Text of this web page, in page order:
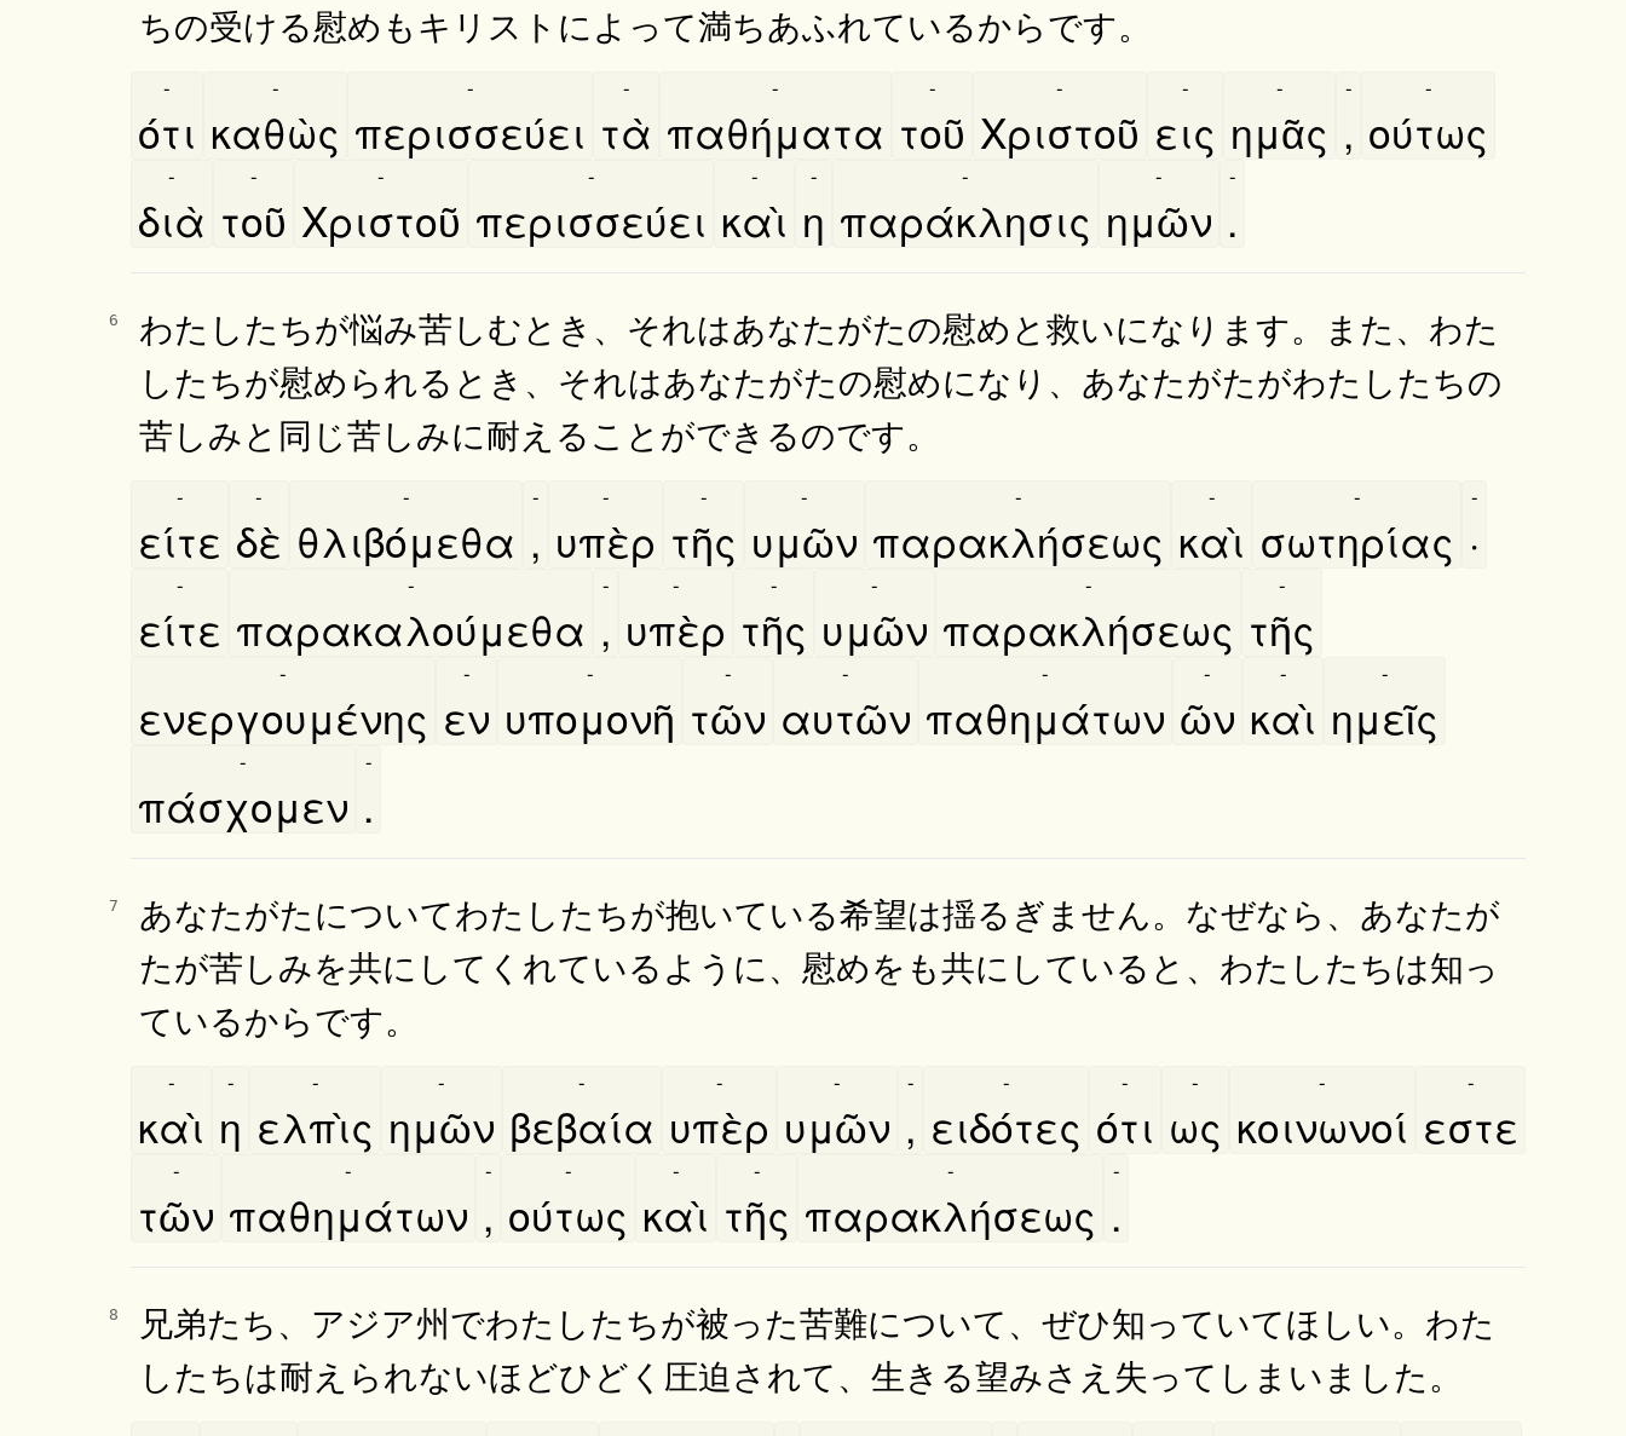
ちの受ける慰めもキリストによって満ちあふれているからです。
ότι
-
καθὼς
-
περισσεύει
-
τὰ
-
παθήματα
-
τοῦ
-
Χριστοῦ
-
εις
-
ημᾶς
-
,
-
ούτως
-
διὰ
-
τοῦ
-
Χριστοῦ
-
περισσεύει
-
καὶ
-
η
-
παράκλησις
-
ημῶν
-
.
-
6
わたしたちが悩み苦しむとき、それはあなたがたの慰めと救いになります。また、わた
したちが慰められるとき、それはあなたがたの慰めになり、あなたがたがわたしたちの
苦しみと同じ苦しみに耐えることができるのです。
είτε
-
δὲ
-
θλιβόμεθα
-
,
-
υπὲρ
-
τῆς
-
υμῶν
-
παρακλήσεως
-
καὶ
-
σωτηρίας
-
·
-
είτε
-
παρακαλούμεθα
-
,
-
υπὲρ
-
τῆς
-
υμῶν
-
παρακλήσεως
-
τῆς
-
ενεργουμένης
-
εν
-
υπομονῆ
-
τῶν
-
αυτῶν
-
παθημάτων
-
ῶν
-
καὶ
-
ημεῖς
-
πάσχομεν
-
.
-
7
あなたがたについてわたしたちが抱いている希望は揺るぎません。なぜなら、あなたが
たが苦しみを共にしてくれているように、慰めをも共にしていると、わたしたちは知っ
ているからです。
καὶ
-
η
-
ελπὶς
-
ημῶν
-
βεβαία
-
υπὲρ
-
υμῶν
-
,
-
ειδότες
-
ότι
-
ως
-
κοινωνοί
-
εστε
-
τῶν
-
παθημάτων
-
,
-
ούτως
-
καὶ
-
τῆς
-
παρακλήσεως
-
.
-
8
兄弟たち、アジア州でわたしたちが被った苦難について、ぜひ知っていてほしい。わた
したちは耐えられないほどひどく圧迫されて、生きる望みさえ失ってしまいました。